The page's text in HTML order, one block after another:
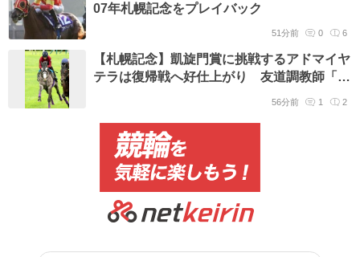
07年札幌記念をプレイバック
51分前 0 6
【札幌記念】凱旋門賞に挑戦するアドマイヤ
テラは復帰戦へ好仕上がり 友道調教師「い
56分前 1 2